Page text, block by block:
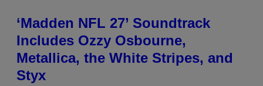
‘Madden NFL 27’ Soundtrack
Includes Ozzy Osbourne,
Metallica, the White Stripes, and
Styx